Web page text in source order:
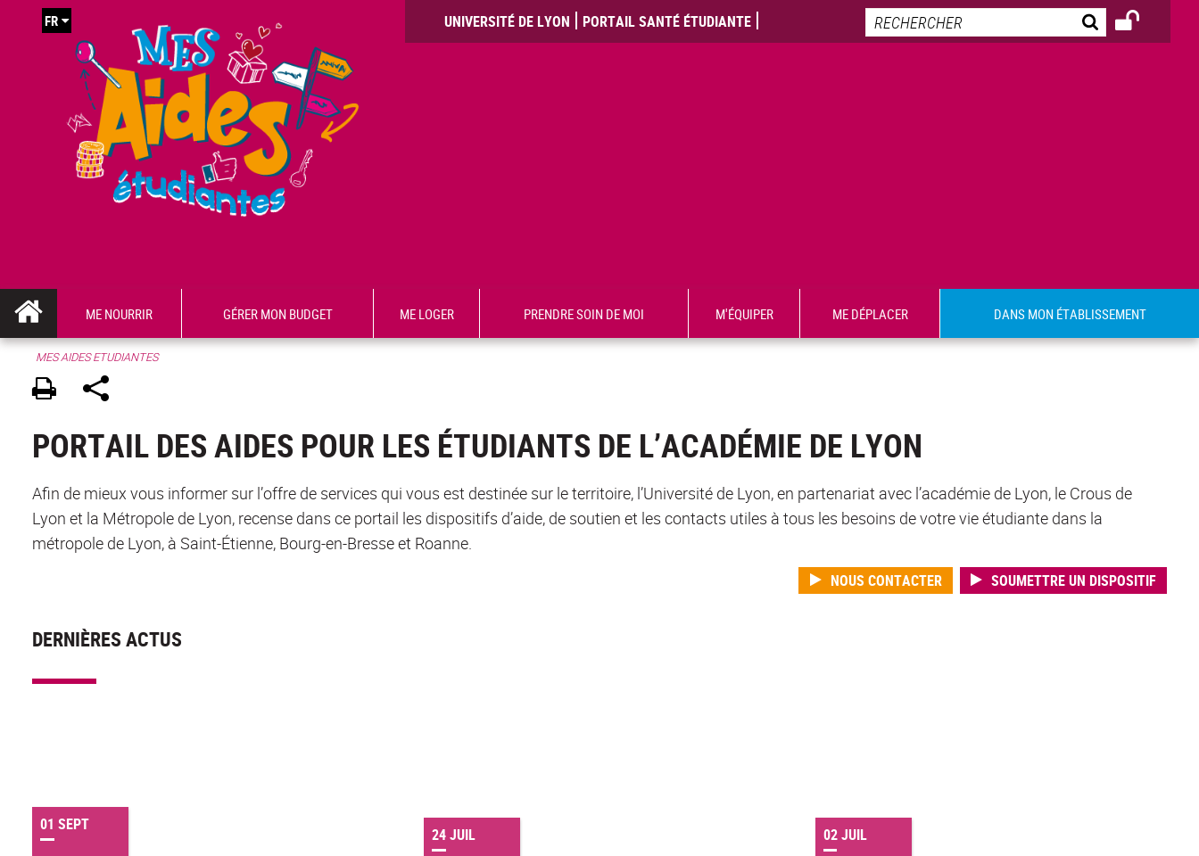
UNIVERSITÉ DE LYON PORTAIL SANTÉ ÉTUDIANTE
FR
ME NOURRIR GÉRER MON BUDGET ME LOGER PRENDRE SOIN DE MOI M'ÉQUIPER ME DÉPLACER DANS MON ÉTABLISSEMENT
MES AIDES ETUDIANTES
PORTAIL DES AIDES POUR LES ÉTUDIANTS DE L’ACADÉMIE DE LYON
Afin de mieux vous informer sur l’offre de services qui vous est destinée sur le territoire, l’Université de Lyon, en partenariat avec l’académie de Lyon, le Crous de
Lyon et la Métropole de Lyon, recense dans ce portail les dispositifs d’aide, de soutien et les contacts utiles à tous les besoins de votre vie étudiante dans la
métropole de Lyon, à Saint-Étienne, Bourg-en-Bresse et Roanne.
NOUS CONTACTER SOUMETTRE UN DISPOSITIF
DERNIÈRES ACTUS
01 SEPT
24 JUIL 02 JUIL